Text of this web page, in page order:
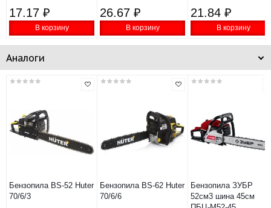
17.17 ₽
В корзину
26.67 ₽
В корзину
21.84 ₽
В корзину
Аналоги
Бензопила BS-52 Huter
70/6/3
Бензопила BS-62 Huter
70/6/6
Бензопила ЗУБР
52см3 шина 45см